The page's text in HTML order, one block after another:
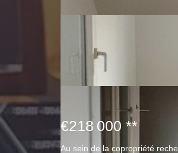
€218 000 **
Au sein de la copropriété